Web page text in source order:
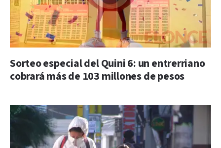
Sorteo especial del Quini 6: un entrerriano
cobrará más de 103 millones de pesos